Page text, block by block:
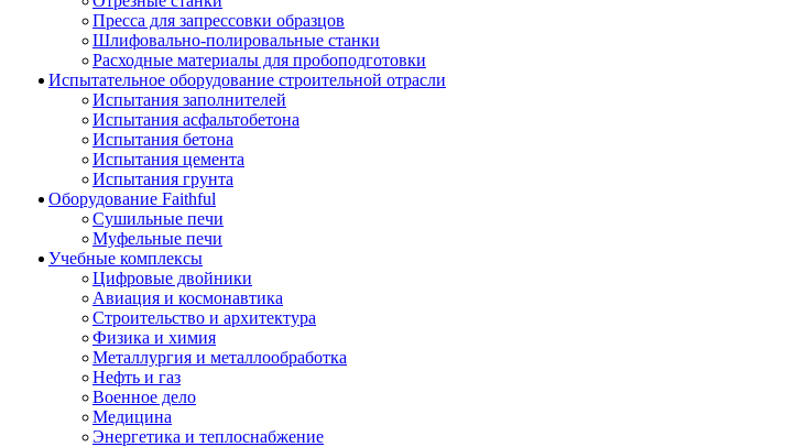
Пресса для запрессовки образцов
Шлифовально-полировальные станки
Расходные материалы для пробоподготовки
Испытательное оборудование строительной отрасли
Испытания заполнителей
Испытания асфальтобетона
Испытания бетона
Испытания цемента
Испытания грунта
Оборудование Faithful
Сушильные печи
Муфельные печи
Учебные комплексы
Цифровые двойники
Авиация и космонавтика
Строительство и архитектура
Физика и химия
Металлургия и металлообработка
Нефть и газ
Военное дело
Медицина
Энергетика и теплоснабжение